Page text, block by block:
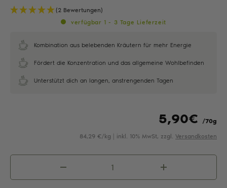
(2 Bewertungen)
verfügbar 1 - 3 Tage Lieferzeit
Kombination aus belebenden Kräutern für mehr Energie
Fördert die Konzentration und das allgemeine Wohlbefinden
Unterstützt dich an langen, anstrengenden Tagen
5,90€ /70g
84,29 €/kg | inkl. 10% MwSt, zzgl. Versandkosten